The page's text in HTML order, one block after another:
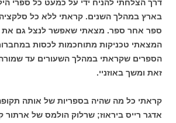
דרך הצלחתי להניח ידי על כמעט כל ספרי
בארץ במהלך השנים. קראתי ללא כל
ספר אחר ספר. מצאתי שאפשר לנצל גם את
המצאתי טכניקות מתוחכמות לכסות
הספרים שקראתי במהלך השעורים עד
זאת ומשך באוזניי.
קראתי כל מה שהיה בספריות של אותה
אדגר רייס ביראוז; שרלוק הולמס של ארתור